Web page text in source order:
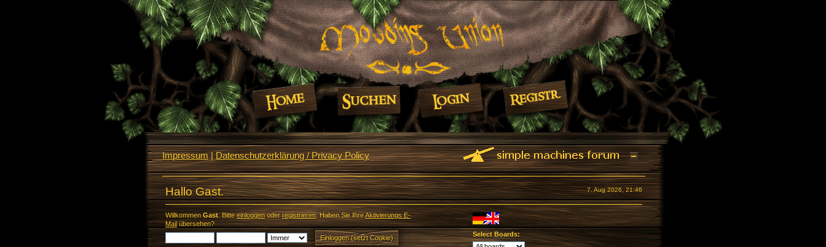
Impressum|Datenschutzerklärung / Privacy Policy
7. Aug 2026, 21:46
Hallo Gast.
Willkommen Gast. Bitte einloggenoderregistrieren. Haben Sie IhreAktivierungs E-
Mailübersehen?
Select Boards: